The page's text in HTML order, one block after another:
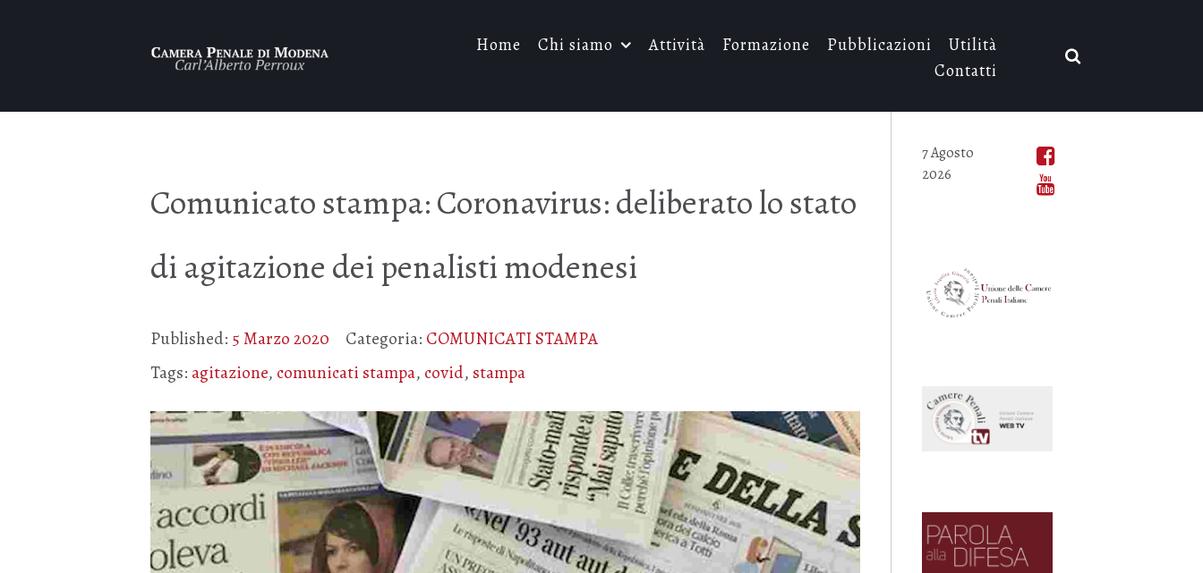
Home Chi siamo Attività Formazione Pubblicazioni
Utilità
Contatti
Comunicato stampa: Coronavirus: deliberato lo stato
di agitazione dei penalisti modenesi
Published: 5 Marzo 2020 Categoria: COMUNICATI STAMPA
Tags: agitazione, comunicati stampa, covid, stampa
7 Agosto
2026